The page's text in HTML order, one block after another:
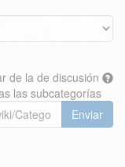
de la de discusión
las subcategorías
Enviar